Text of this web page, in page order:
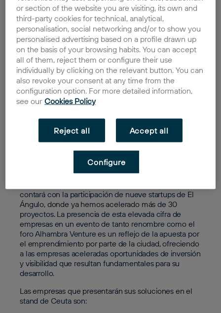
Un total de nueve empresas aceleradas en El Ángulo
se desplazarán al Palacio de Congresos de Granada
los días 4 y 5 de julio para exponer sus soluciones
innovadoras en este encuentro de emprendimiento
de referencia en el sur de España, que tiene como
objetivo ayudar a las startups en la consecución de
sus objetivos de crecimiento y captación de inversión.
Nueve startups
ceutíes participarán
como expositoras en
La representación de Ceuta en Alhambra Venture
contará con la participación de nueve startups de El
Ángulo, donde ya hemos acelerado más de 30
proyectos. La presencia de esta elevada cifra de
empresas en un evento de tanto renombre como el
foro Alhambra Venture es un reflejo de la apuesta por
el emprendimiento por parte de la ciudad, ofreciendo
a las empresas aceleradas oportunidades de inversión
y visibilidad que resultan fundamentales para su
desarrollo.
Las empresas que presentarán sus soluciones en el
stand de Ceuta son:
or section of the website you are visiting, its own and
third-party cookies for technical, analytical,
personalisation, social networking and/or to show you
personalised advertising based on a profile drawn up
on the basis of your browsing habits. You can accept
all of them, reject them or configure their use
individually by clicking on the relevant button. You can
also revoke your consent at any time from the
configuration option. For more detailed information,
see our Cookies Policy
Reject all Accept all
Configure